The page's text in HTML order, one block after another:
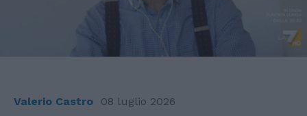
Valerio Castro 08 luglio 2026